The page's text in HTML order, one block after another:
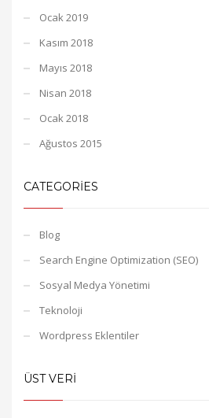
Ocak 2019
Kasım 2018
Mayıs 2018
Nisan 2018
Ocak 2018
Ağustos 2015
CATEGORIES
Blog
Search Engine Optimization (SEO)
Sosyal Medya Yönetimi
Teknoloji
Wordpress Eklentiler
ÜST VERI